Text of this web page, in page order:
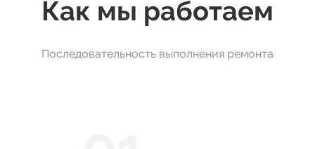
Как мы работаем
Последовательность выполнения ремонта